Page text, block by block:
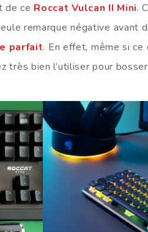
de ce Roccat Vulcan II Mini.
remarque négative avant
parfait. En effet, même si
très bien l’utiliser pour